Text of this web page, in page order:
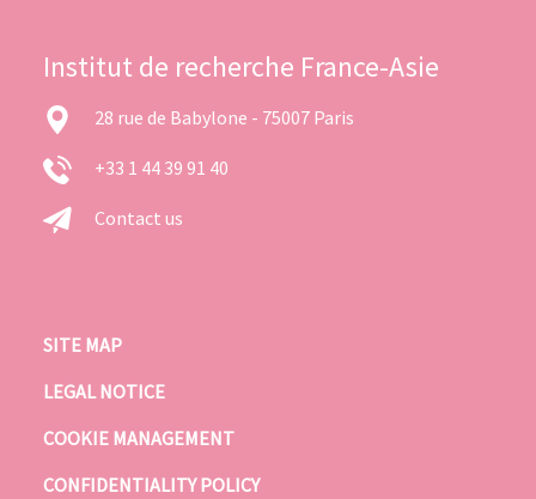
Institut de recherche France-Asie
28 rue de Babylone - 75007 Paris
+33 1 44 39 91 40
Contact us
SITE MAP
LEGAL NOTICE
COOKIE MANAGEMENT
CONFIDENTIALITY POLICY